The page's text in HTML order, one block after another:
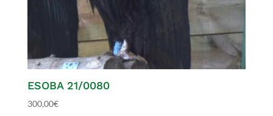
ESOBA 21/0080
300,00€